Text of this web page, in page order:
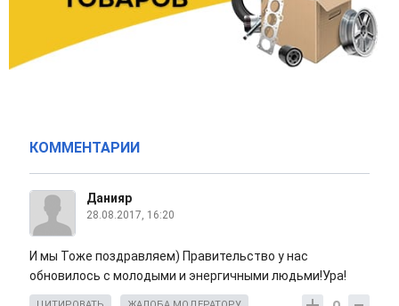
КОММЕНТАРИИ
Данияр
28.08.2017, 16:20
И мы Тоже поздравляем) Правительство у нас
обновилось с молодыми и энергичными людьми!Ура!